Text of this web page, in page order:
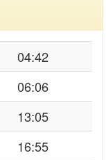
04:42
06:06
13:05
16:55